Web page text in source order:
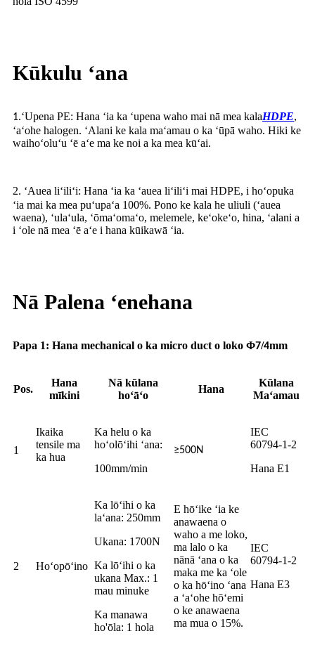
Kūkulu ʻana
1.ʻUpena PE: Hana ʻia ka ʻupena waho mai nā mea kalaHDPE,
ʻaʻohe halogen. ʻAlani ke kala maʻamau o ka ʻūpā waho. Hiki ke
waihoʻoluʻu ʻē aʻe ma ke noi a ka mea kūʻai.
2. ʻAuea liʻiliʻi: Hana ʻia ka ʻauea liʻiliʻi mai HDPE, i hoʻopuka
ʻia mai ka mea puʻupaʻa 100%. Pono ke kala he uliuli (ʻauea
waena), ʻulaʻula, ʻōmaʻomaʻo, melemele, keʻokeʻo, hina, ʻalani a
i ʻole nā ​​mea ʻē aʻe i hana kūikawā ʻia.
Nā Palena ʻenehana
Papa 1: Hana mechanical o ka micro duct o loko Φ7/4mm
Pos.
Hana
mīkini
Nā kūlana
hoʻāʻo
Hana
Kūlana
Maʻamau
1
Ikaika
tensile ma
ka hua
Ka helu o ka
hoʻolōʻihi ʻana:
100mm/min
≥500N
IEC
60794-1-2
Hana E1
2 Hoʻopōʻino
Ka lōʻihi o ka
laʻana: 250mm
Ukana: 1700N
Ka lōʻihi o ka
ukana Max.: 1
mau minuke
Ka manawa
ho'ōla: 1 hola
E hōʻike ʻia ke
anawaena o
waho a me loko,
ma lalo o ka
nānā ʻana o ka
maka me ka ʻole
o ka hōʻino ʻana
a ʻaʻohe hōʻemi
o ke anawaena
ma mua o 15%.
IEC
60794-1-2
Hana E3